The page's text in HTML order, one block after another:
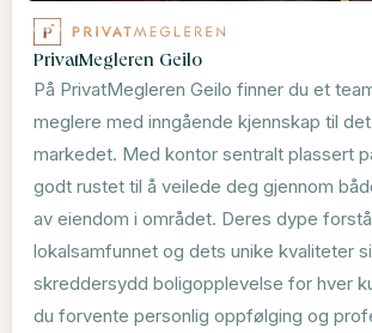
PrivatMegleren Geilo
På PrivatMegleren Geilo finner du et
meglere med inngående kjennskap til
markedet. Med kontor sentralt plassert
godt rustet til å veilede deg gjennom
av eiendom i området. Deres dype
lokalsamfunnet og dets unike kvaliteter
skreddersydd boligopplevelse for hver
du forvente personlig oppfølging og